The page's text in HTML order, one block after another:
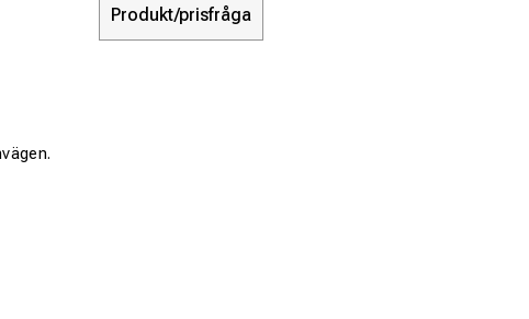
Produkt/prisfråga